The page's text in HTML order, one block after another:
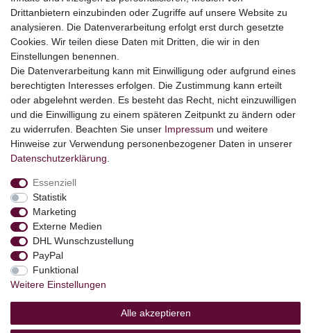
Themen
Ostern
Angebote
stark reduzierte B-Ware
Kundenservice
Versand & Lieferung
Impressum
Barrierefreiheitserklärung
Vertrag widerrufen
Drittanbietern einzubinden oder Zugriffe auf unsere Website zu
analysieren. Die Datenverarbeitung erfolgt erst durch gesetzte
Cookies. Wir teilen diese Daten mit Dritten, die wir in den
Einstellungen benennen.
Die Datenverarbeitung kann mit Einwilligung oder aufgrund eines
berechtigten Interesses erfolgen. Die Zustimmung kann erteilt
oder abgelehnt werden. Es besteht das Recht, nicht einzuwilligen
und die Einwilligung zu einem späteren Zeitpunkt zu ändern oder
zu widerrufen. Beachten Sie unser Impressum und weitere
Hinweise zur Verwendung personenbezogener Daten in unserer
Daten­schutz­erklärung
Essenziell
Statistik
Marketing
Externe Medien
DHL Wunschzustellung
PayPal
Funktional
Weitere Einstellungen
Alle akzeptieren